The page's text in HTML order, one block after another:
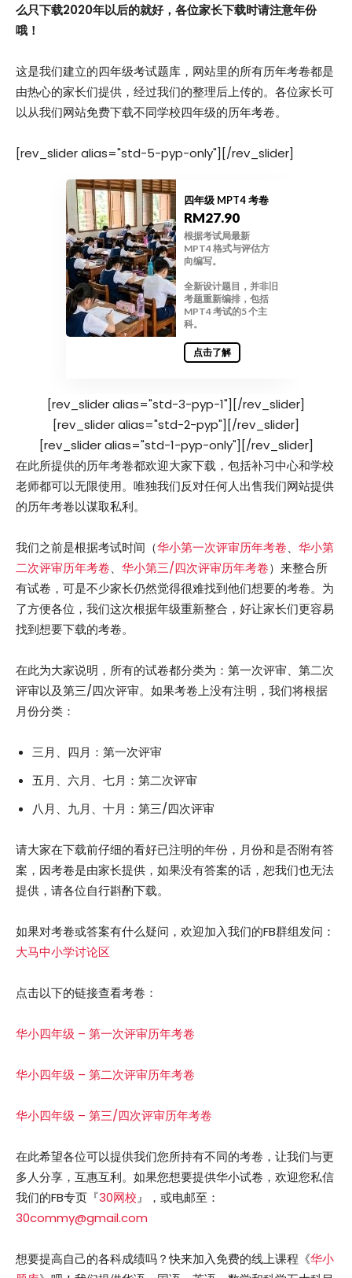
么只下载2020年以后的就好，各位家长下载时请注意年份
哦！
这是我们建立的四年级考试题库，网站里的所有历年考卷都是
由热心的家长们提供，经过我们的整理后上传的。各位家长可
以从我们网站免费下载不同学校四年级的历年考卷。
[rev_slider alias="std-5-pyp-only"][/rev_slider]
四年级 MPT4 考卷
RM27.90
根据考试局最新
MPT4 格式与评估方
向编写。
全新设计题目，并非旧
考题重新编排，包括
MPT4 考试的5 个主
科。
点击了解
[rev_slider alias="std-3-pyp-1"][/rev_slider]
[rev_slider alias="std-2-pyp"][/rev_slider]
[rev_slider alias="std-1-pyp-only"][/rev_slider]
在此所提供的历年考卷都欢迎大家下载，包括补习中心和学校
老师都可以无限使用。唯独我们反对任何人出售我们网站提供
的历年考卷以谋取私利。
我们之前是根据考试时间（华小第一次评审历年考卷、 华小第
二次评审历年考卷、 华小第三/四次评审历年考卷）来整合所
有试卷，可是不少家长仍然觉得很难找到他们想要的考卷。为
了方便各位，我们这次根据年级重新整合，好让家长们更容易
找到想要下载的考卷。
在此为大家说明，所有的试卷都分类为：第一次评审、第二次
评审以及第三/四次评审。如果考卷上没有注明，我们将根据
月份分类：
三月、四月：第一次评审
五月、六月、七月：第二次评审
八月、九月、十月：第三/四次评审
请大家在下载前仔细的看好已注明的年份，月份和是否附有答
案，因考卷是由家长提供，如果没有答案的话，恕我们也无法
提供，请各位自行斟酌下载。
如果对考卷或答案有什么疑问，欢迎加入我们的FB群组发问：
大马中小学讨论区
点击以下的链接查看考卷：
华小四年级 – 第一次评审历年考卷
华小四年级 – 第二次评审历年考卷
华小四年级 – 第三/四次评审历年考卷
在此希望各位可以提供我们您所持有不同的考卷，让我们与更
多人分享，互惠互利。如果您想要提供华小试卷，欢迎您私信
我们的FB专页『30网校』，或电邮至：
30commy@gmail.com
想要提高自己的各科成绩吗？快来加入免费的线上课程《华小